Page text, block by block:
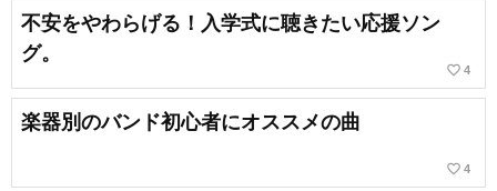
不安をやわらげる！入学式に聴きたい応援ソン
グ。
favorite_border 4
楽器別のバンド初心者にオススメの曲
favorite_border 4